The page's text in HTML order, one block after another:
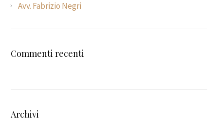
Avv. Fabrizio Negri
Commenti recenti
Archivi